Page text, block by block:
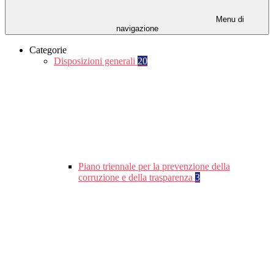
Menu di
navigazione
Categorie
Disposizioni generali 20
Piano triennale per la prevenzione della
corruzione e della trasparenza 3